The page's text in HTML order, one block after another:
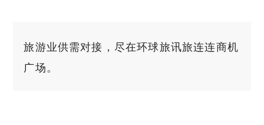
旅游业供需对接，尽在环球旅讯旅连连商机
广场。